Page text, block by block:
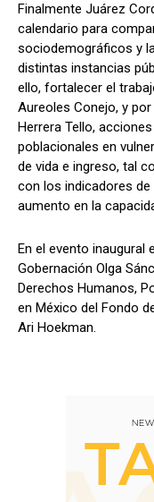
Finalmente Juárez
calendario para
sociodemográficos y
distintas instancias
ello, fortalecer el
Aureoles Conejo, y
Herrera Tello,
poblacionales en
de vida e ingreso, tal
con los indicadores
aumento en la
En el evento inaugural
Gobernación Olga
Derechos Humanos,
en México del Fondo
Ari Hoekman.